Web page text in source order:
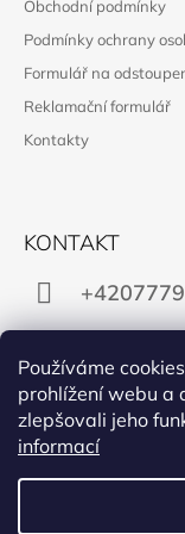
Používáme
prohlížení webu a
zlepšovali jeho
informací
Obchodní podmínky
Podmínky ochrany
Formulář na
Reklamační formulář
Kontakty
KONTAKT
Facebook
PŘIJÍMÁME